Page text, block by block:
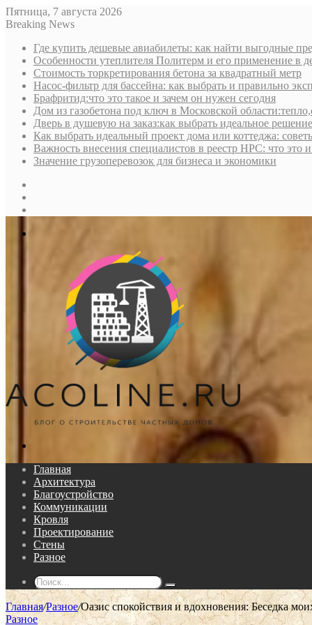
Пятница, 7 августа 2026
Breaking News
Где купить дешевые авиабилеты: как найти выгодные
Особенности утеплителя Политерм и его применение в
Стоимость торкретирования бетона за квадратный метр
Насос-фильтр для бассейна: как выбрать и правильно
Брафритид:что это такое и зачем он нужен сегодня
Дом из газобетона под ключ в Московской
Дверь в душевую на заказ:как выбрать идеальное
Как выбрать идеальный проект дома или коттеджа:
Важность внесения специалистов в реестр НРС: что это
Значение грузоперевозок для бизнеса и экономики
Главная
Архитектура
Благоустройство
Коммуникации
Кровля
Проектирование
Стены
Разное
Поиск...
Главная/Разное/Оазис спокойствия и вдохновения: Беседка
Разное